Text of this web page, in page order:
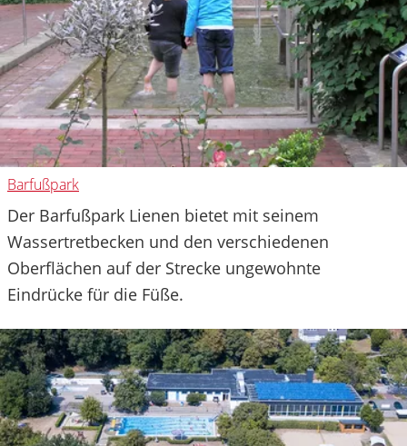
Barfußpark
Der Barfußpark Lienen bietet mit seinem
Wassertretbecken und den verschiedenen
Oberflächen auf der Strecke ungewohnte
Eindrücke für die Füße.